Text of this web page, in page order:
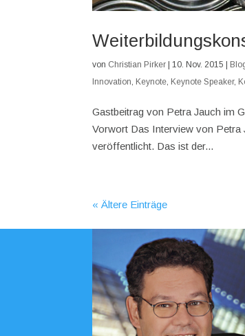
von Christian Pirker | 10. Nov. 2015 |
Innovation Keynote Keynote Speaker,
Gastbeitrag von Petra Jauch im
Vorwort Das Interview von Petra
veröffentlicht. Das ist der...
« Ältere Einträge